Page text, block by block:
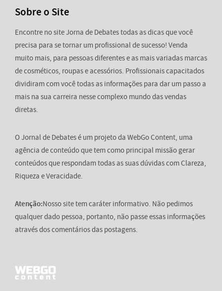
Sobre o Site
Encontre no site Jorna de Debates todas as dicas que você
precisa para se tornar um profissional de sucesso! Venda
muito mais, para pessoas diferentes e as mais variadas marcas
de cosméticos, roupas e acessórios. Profissionais capacitados
dividiram com você todas as informações para dar um passo a
mais na sua carreira nesse complexo mundo das vendas
diretas.
O Jornal de Debates é um projeto da WebGo Content, uma
agência de conteúdo que tem como principal missão gerar
conteúdos que respondam todas as suas dúvidas com Clareza,
Riqueza e Veracidade.
Atenção:Nosso site tem caráter informativo. Não pedimos
qualquer dado pessoa, portanto, não passe essas informações
através dos comentários das postagens.